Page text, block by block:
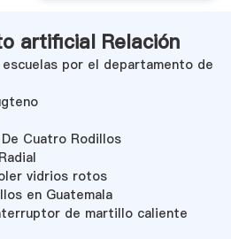
artificial Relación
por el departamento de
Cuatro Rodillos
vidrios rotos
en Guatemala
de martillo caliente